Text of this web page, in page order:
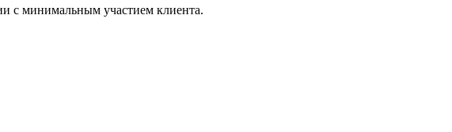
с минимальным участием клиента.